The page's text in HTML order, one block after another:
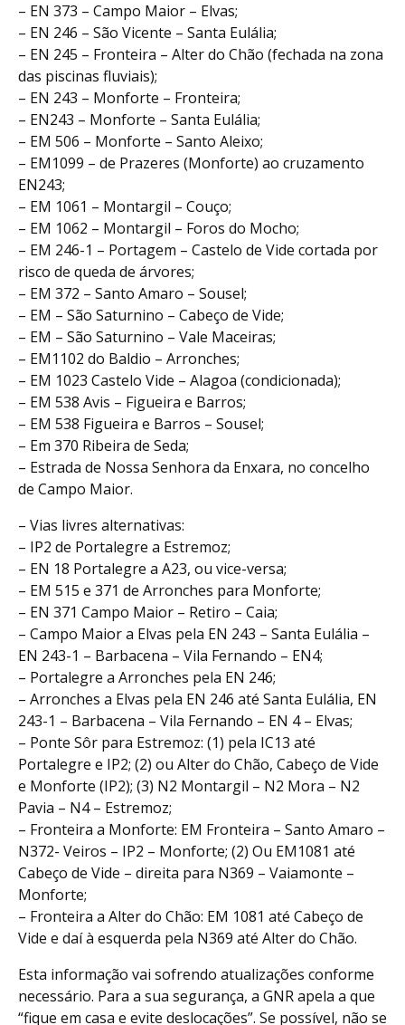
– EN 373 – Campo Maior – Elvas;
– EN 246 – São Vicente – Santa Eulália;
– EN 245 – Fronteira – Alter do Chão (fechada na zona
das piscinas fluviais);
– EN 243 – Monforte – Fronteira;
– EN243 – Monforte – Santa Eulália;
– EM 506 – Monforte – Santo Aleixo;
– EM1099 – de Prazeres (Monforte) ao cruzamento
EN243;
– EM 1061 – Montargil – Couço;
– EM 1062 – Montargil – Foros do Mocho;
– EM 246-1 – Portagem – Castelo de Vide cortada por
risco de queda de árvores;
– EM 372 – Santo Amaro – Sousel;
– EM – São Saturnino – Cabeço de Vide;
– EM – São Saturnino – Vale Maceiras;
– EM1102 do Baldio – Arronches;
– EM 1023 Castelo Vide – Alagoa (condicionada);
– EM 538 Avis – Figueira e Barros;
– EM 538 Figueira e Barros – Sousel;
– Em 370 Ribeira de Seda;
– Estrada de Nossa Senhora da Enxara, no concelho
de Campo Maior.
– Vias livres alternativas:
– IP2 de Portalegre a Estremoz;
– EN 18 Portalegre a A23, ou vice-versa;
– EM 515 e 371 de Arronches para Monforte;
– EN 371 Campo Maior – Retiro – Caia;
– Campo Maior a Elvas pela EN 243 – Santa Eulália –
EN 243-1 – Barbacena – Vila Fernando – EN4;
– Portalegre a Arronches pela EN 246;
– Arronches a Elvas pela EN 246 até Santa Eulália, EN
243-1 – Barbacena – Vila Fernando – EN 4 – Elvas;
– Ponte Sôr para Estremoz: (1) pela IC13 até
Portalegre e IP2; (2) ou Alter do Chão, Cabeço de Vide
e Monforte (IP2); (3) N2 Montargil – N2 Mora – N2
Pavia – N4 – Estremoz;
– Fronteira a Monforte: EM Fronteira – Santo Amaro –
N372- Veiros – IP2 – Monforte; (2) Ou EM1081 até
Cabeço de Vide – direita para N369 – Vaiamonte –
Monforte;
– Fronteira a Alter do Chão: EM 1081 até Cabeço de
Vide e daí à esquerda pela N369 até Alter do Chão.
Esta informação vai sofrendo atualizações conforme
necessário. Para a sua segurança, a GNR apela a que
“fique em casa e evite deslocações”. Se possível, não se